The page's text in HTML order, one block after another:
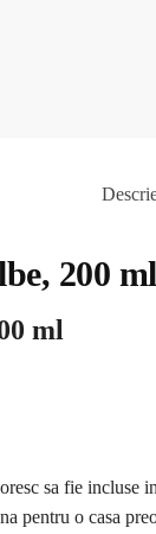
200 ml
ml
sa fie incluse
pentru o casa